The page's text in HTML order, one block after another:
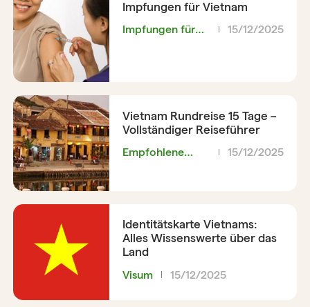
Impfungen für Vietnam
Impfungen für
15/12/2025
Vietnam Rundreise 15 Tage –
Vollständiger Reiseführer
Empfohlene
15/12/2025
Identitätskarte Vietnams:
Alles Wissenswerte über das
Land
Visum 15/12/2025